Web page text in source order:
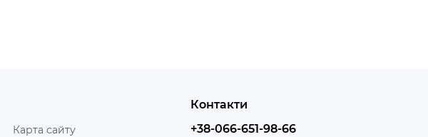
Карта сайту
Контакти
+38-066-651-98-66